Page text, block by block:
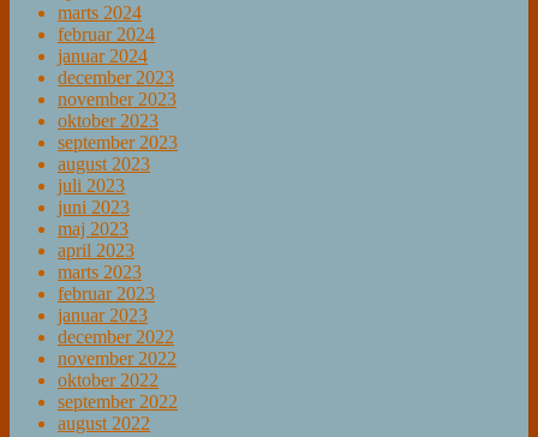
marts 2024
februar 2024
januar 2024
december 2023
november 2023
oktober 2023
september 2023
august 2023
juli 2023
juni 2023
maj 2023
april 2023
marts 2023
februar 2023
januar 2023
december 2022
november 2022
oktober 2022
september 2022
august 2022